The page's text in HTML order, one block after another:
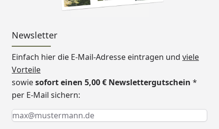
Newsletter
Einfach hier die E-Mail-Adresse eintragen und viele
Vorteile
sowiesofort einen 5,00 € Newslettergutschein *
per E-Mail sichern:
Keine Eingabe erforderlich
Eingabe erforderlich
E-Mail *